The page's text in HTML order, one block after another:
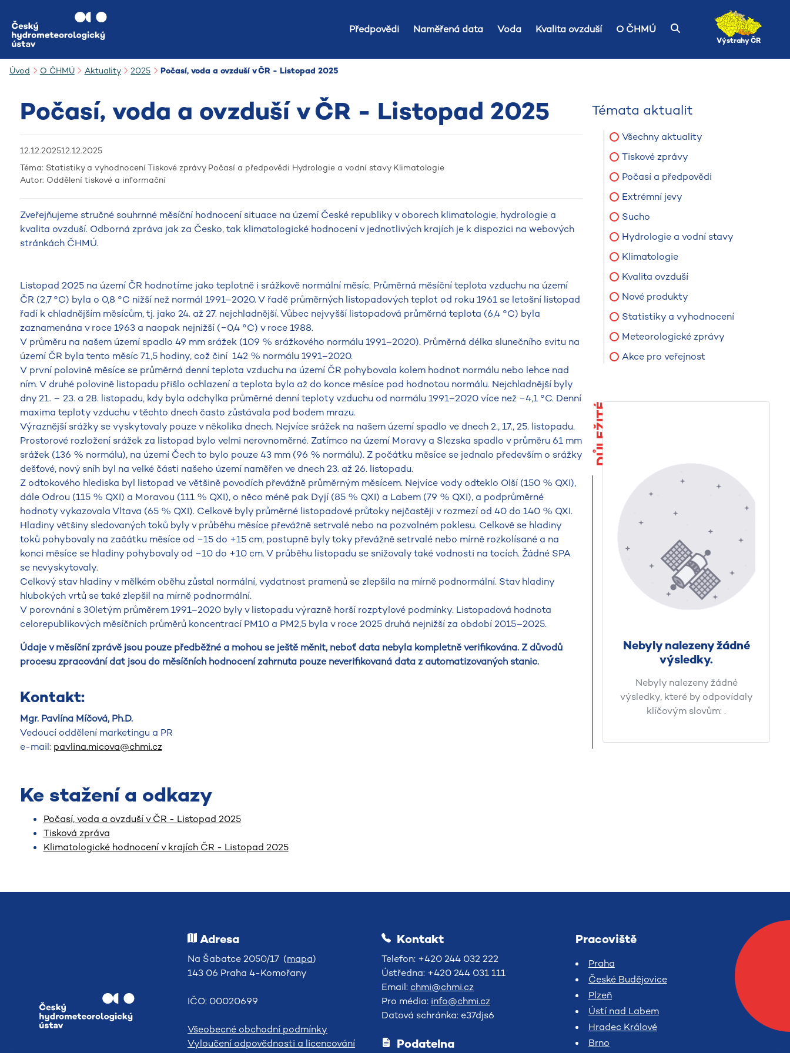
Předpovědi
Naměřená data Voda Kvalita ovzduší O ČHMÚ
Výstrahy ČR
Úvod O ČHMÚ Aktuality 2025 Počasí, voda a ovzduší v ČR - Listopad 2025
Počasí, voda a ovzduší v ČR - Listopad 2025
12.12.202512.12.2025
Téma: Statistiky a vyhodnoceníTiskové zprávy Počasí a předpovědi Hydrologie a vodní stavy Klimatologie
Autor: Oddělení tiskové a informační
Zveřejňujeme stručné souhrnné měsíční hodnocení situace na území České republiky v oborech klimatologie, hydrologie a
kvalita ovzduší. Odborná zpráva jak za Česko, tak klimatologické hodnocení v jednotlivých krajích je k dispozici na webových
stránkách ČHMÚ.
Listopad 2025 na území ČR hodnotíme jako teplotně i srážkově normální měsíc. Průměrná měsíční teplota vzduchu na území
ČR (2,7 °C) byla o 0,8 °C nižší než normál 1991–2020. V řadě průměrných listopadových teplot od roku 1961 se letošní listopad
řadí k chladnějším měsícům, tj. jako 24. až 27. nejchladnější. Vůbec nejvyšší listopadová průměrná teplota (6,4 °C) byla
zaznamenána v roce 1963 a naopak nejnižší (−0,4 °C) v roce 1988.
V průměru na našem území spadlo 49 mm srážek (109 % srážkového normálu 1991–2020). Průměrná délka slunečního svitu na
území ČR byla tento měsíc 71,5 hodiny, což činí 142 % normálu 1991–2020.
V první polovině měsíce se průměrná denní teplota vzduchu na území ČR pohybovala kolem hodnot normálu nebo lehce nad
ním. V druhé polovině listopadu přišlo ochlazení a teplota byla až do konce měsíce pod hodnotou normálu. Nejchladnější byly
dny 21. – 23. a 28. listopadu, kdy byla odchylka průměrné denní teploty vzduchu od normálu 1991–2020 více než −4,1 °C. Denní
maxima teploty vzduchu v těchto dnech často zůstávala pod bodem mrazu.
Výraznější srážky se vyskytovaly pouze v několika dnech. Nejvíce srážek na našem území spadlo ve dnech 2., 17., 25. listopadu.
Prostorové rozložení srážek za listopad bylo velmi nerovnoměrné. Zatímco na území Moravy a Slezska spadlo v průměru 61 mm
srážek (136 % normálu), na území Čech to bylo pouze 43 mm (96 % normálu). Z počátku měsíce se jednalo především o srážky
dešťové, nový sníh byl na velké části našeho území naměřen ve dnech 23. až 26. listopadu.
Z odtokového hlediska byl listopad ve většině povodích převážně průměrným měsícem. Nejvíce vody odteklo Olší (150 % QXI),
dále Odrou (115 % QXI) a Moravou (111 % QXI), o něco méně pak Dyjí (85 % QXI) a Labem (79 % QXI), a podprůměrné
hodnoty vykazovala Vltava (65 % QXI). Celkově byly průměrné listopadové průtoky nejčastěji v rozmezí od 40 do 140 % QXI.
Hladiny většiny sledovaných toků byly v průběhu měsíce převážně setrvalé nebo na pozvolném poklesu. Celkově se hladiny
toků pohybovaly na začátku měsíce od −15 do +15 cm, postupně byly toky převážně setrvalé nebo mírně rozkolísané a na
konci měsíce se hladiny pohybovaly od −10 do +10 cm. V průběhu listopadu se snižovaly také vodnosti na tocích. Žádné SPA
se nevyskytovaly.
Celkový stav hladiny v mělkém oběhu zůstal normální, vydatnost pramenů se zlepšila na mírně podnormální. Stav hladiny
hlubokých vrtů se také zlepšil na mírně podnormální.
V porovnání s 30letým průměrem 1991–2020 byly v listopadu výrazně horší rozptylové podmínky. Listopadová hodnota
celorepublikových měsíčních průměrů koncentrací PM10 a PM2,5 byla v roce 2025 druhá nejnižší za období 2015–2025.
Údaje v měsíční zprávě jsou pouze předběžné a mohou se ještě měnit, neboť data nebyla kompletně verifikována. Z důvodů
procesu zpracování dat jsou do měsíčních hodnocení zahrnuta pouze neverifikovaná data z automatizovaných stanic.
Kontakt:
Mgr. Pavlína Míčová, Ph.D.
Vedoucí oddělení marketingu a PR
e-mail: pavlina.micova@chmi.cz
Ke stažení a odkazy
Počasí, voda a ovzduší v ČR - Listopad 2025
Tisková zpráva
Klimatologické hodnocení v krajích ČR - Listopad 2025
Témata aktualit
Všechny aktuality
Tiskové zprávy
Počasí a předpovědi
Extrémní jevy
Sucho
Hydrologie a vodní stavy
Klimatologie
Kvalita ovzduší
Nové produkty
Statistiky a vyhodnocení
Meteorologické zprávy
Akce pro veřejnost
DŮLEŽITÉ
Nebyly nalezeny žádné
výsledky.
Nebyly nalezeny žádné
výsledky, které by odpovídaly
klíčovým slovům:.
Adresa
Na Šabatce 2050/17 (mapa)
143 06 Praha 4-Komořany
IČO: 00020699
Všeobecné obchodní podmínky
Vyloučení odpovědnosti a licencování
Kontakt
Telefon: +420 244 032 222
Ústředna: +420 244 031 111
Email: chmi@chmi.cz
Pro média: info@chmi.cz
Datová schránka: e37djs6
Podatelna
Pracoviště
Praha
České Budějovice
Plzeň
Ústí nad Labem
Hradec Králové
Brno